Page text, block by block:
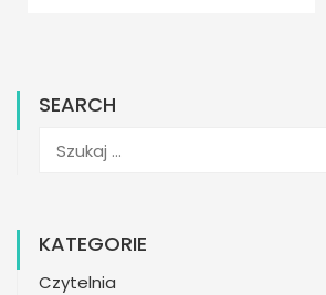
SEARCH
KATEGORIE
Czytelnia